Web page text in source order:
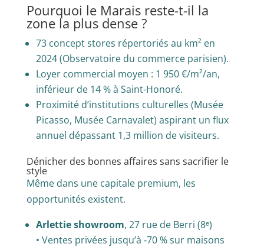
Pourquoi le Marais reste-t-il la
zone la plus dense ?
73 concept stores répertoriés au km² en
2024 (Observatoire du commerce parisien).
Loyer commercial moyen : 1 950 €/m²/an,
inférieur de 14 % à Saint-Honoré.
Proximité d’institutions culturelles (Musée
Picasso, Musée Carnavalet) aspirant un flux
annuel dépassant 1,3 million de visiteurs.
Dénicher des bonnes affaires sans sacrifier le
style
Même dans une capitale premium, les
opportunités existent.
Arlettie showroom, 27 rue de Berri (8ᵉ)
• Ventes privées jusqu’à ‑70 % sur maisons